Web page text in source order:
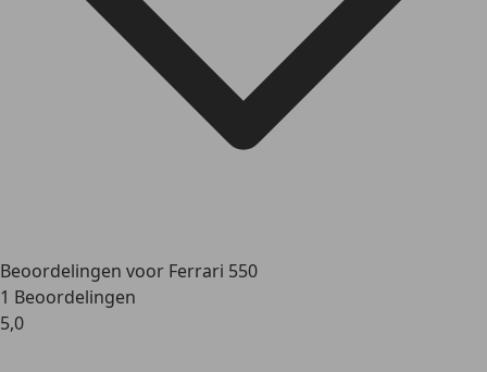
Beoordelingen voor Ferrari 550
1 Beoordelingen
5,0